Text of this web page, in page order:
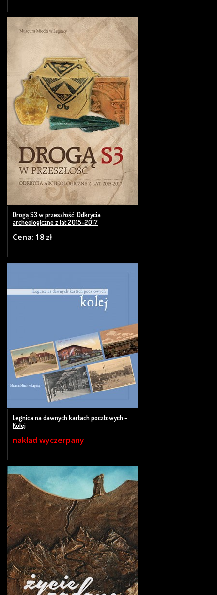
Drogą S3 w przeszłość. Odkrycia
archeologiczne z lat 2015-2017
Cena: 18 zł
Legnica na dawnych kartach pocztowych -
Kolej
nakład wyczerpany